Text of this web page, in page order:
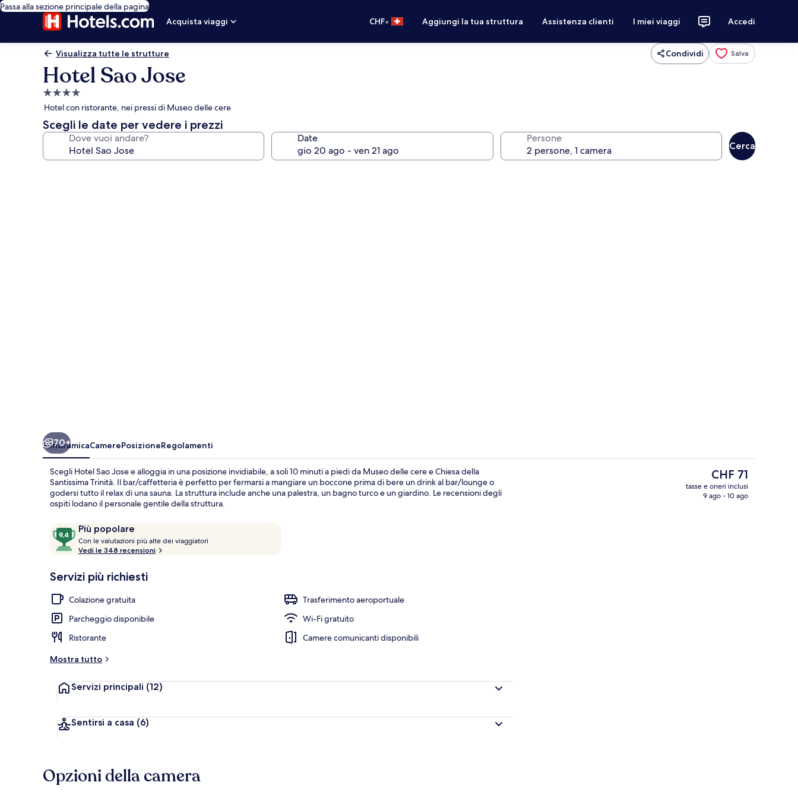
Passa alla sezione principale della pagina
Acquista viaggi
CHF• Aggiungi la tua struttura Assistenza clienti I miei viaggi Accedi
Visualizza tutte le strutture Condividi Salva
Hotel Sao Jose
Struttura
a
4.0
stelle
Hotel con ristorante, nei pressi di Museo delle cere
Scegli le date per vedere i prezzi
Dove vuoi andare? Date Persone
Cerca
70+
PanoramicaCamerePosizioneRegolamenti
Scegli Hotel Sao Jose e alloggia in una posizione invidiabile, a soli 10 minuti a piedi da Museo delle cere e Chiesa della
Santissima Trinità. Il bar/caffetteria è perfetto per fermarsi a mangiare un boccone prima di bere un drink al bar/lounge o
godersi tutto il relax di una sauna. La struttura include anche una palestra, un bagno turco e un giardino. Le recensioni degli
ospiti lodano il personale gentile della struttura.
RecensioniPiù popolare
9.4
su
10,
popolare
Con le valutazioni più alte dei viaggiatori
z
Vedi le 348 recensioni
Servizi più richiesti
Colazione gratuita
Trasferimento aeroportuale
Parcheggio disponibile
Wi-Fi gratuito
Ristorante
Camere comunicanti disponibili
Mostra tutto
Servizi principali (12)
Sentirsi a casa (6)
Il
prezzo
attuale
CHF 71
tasse e oneri inclusi
9 ago - 10 ago
Opzioni della camera